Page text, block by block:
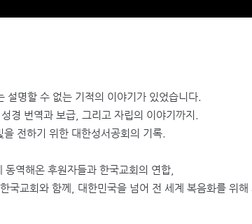
설명할 수 없는 기적의 이야기가 있었습니다.
성경 번역과 보급, 그리고 자립의 이야기까지.
전하기 위한 대한성서공회의 기록.
동역해온 후원자들과 한국교회의 연합,
한국교회와 함께, 대한민국을 넘어 전 세계 복음화를 위해